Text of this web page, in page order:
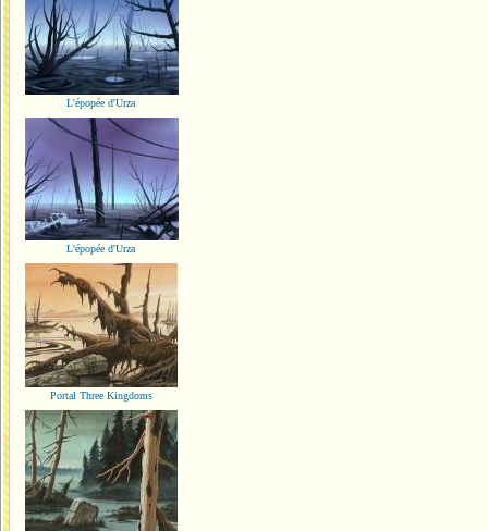
L'épopée d'Urza
L'épopée d'Urza
Portal Three Kingdoms